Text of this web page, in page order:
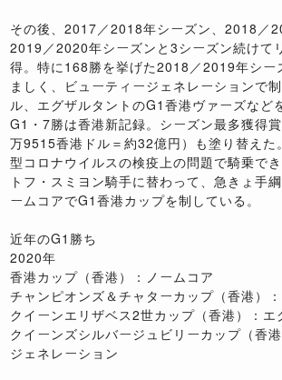
その後、2017／2018年シーズン、2018／
2019／2020年シーズンと3シーズン続けて
得。特に168勝を挙げた2018／2019年シー
ましく、ビューティージェネレーションで
ル、エグザルタントのG1香港ヴァーズなど
G1・7勝は香港新記録。シーズン最多獲得
万9515香港ドル＝約32億円）も塗り替え
型コロナウイルスの検疫上の問題で騎乗で
トフ・スミヨン騎手に替わって、急きょ手
ームコアでG1香港カップを制している。
近年のG1勝ち
2020年
香港カップ（香港）：ノームコア
チャンピオンズ＆チャターカップ（香港）
クイーンエリザベス2世カップ（香港）：エ
クイーンズシルバージュビリーカップ（香
ジェネレーション